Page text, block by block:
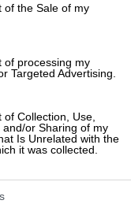
of the Sale of my
of processing my
Targeted Advertising.
Collection, Use,
and/or Sharing of my
Is Unrelated with the
it was collected.
αξιοποίησης
του
των
διάρκεια των
κατασχέθηκαν
κάνναβης και
μικροποσότητα